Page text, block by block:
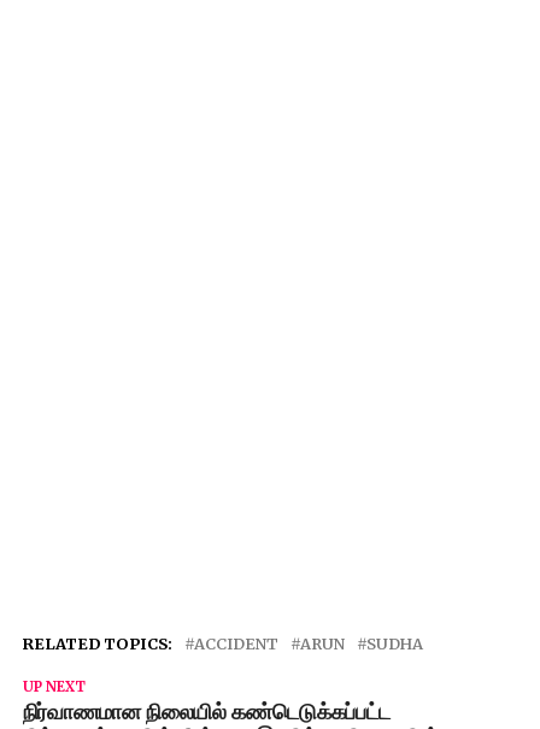
RELATED TOPICS: ACCIDENT ARUN SUDHA
UP NEXT
நிர்வாணமான நிலையில் கண்டெடுக்கப்பட்ட